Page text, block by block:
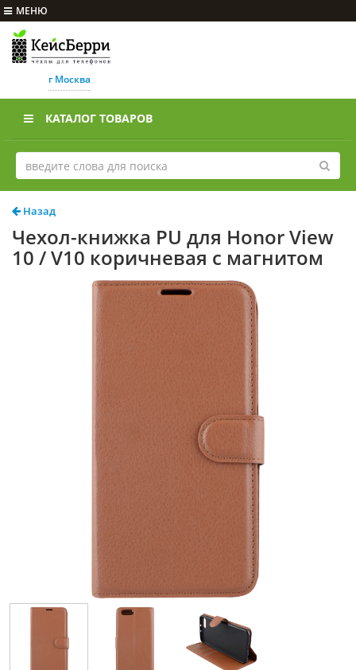
МЕНЮ
г Москва
КАТАЛОГ ТОВАРОВ
Назад
Чехол-книжка PU для Honor View
10 / V10 коричневая с магнитом